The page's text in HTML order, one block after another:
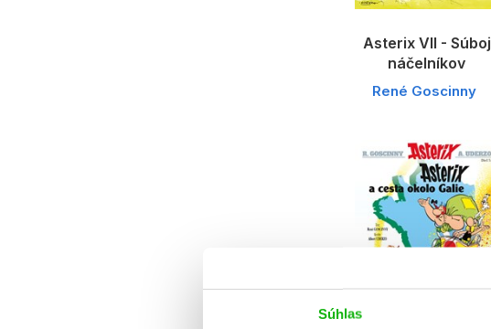
Súhlas
Asterix VII - Súboj
náčelníkov
René Goscinny